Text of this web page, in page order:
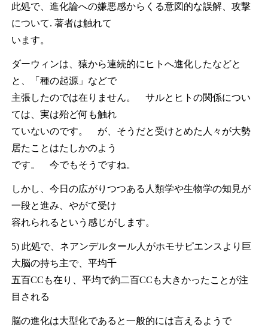
此処で、進化論への嫌悪感からくる意図的な誤解、攻撃
について. 著者は触れて
います。
ダーウィンは、猿から連続的にヒトへ進化したなどと
と、「種の起源」などで
主張したのでは在りません。 サルとヒトの関係につい
ては、実は殆ど何も触れ
ていないのです。 が、そうだと受けとめた人々が大勢
居たことはたしかのよう
です。 今でもそうですね。
しかし、今日の広がりつつある人類学や生物学の知見が
一段と進み、やがて受け
容れられるという感じがします。
5) 此処で、ネアンデルタール人がホモサピエンスより巨
大脳の持ち主で、平均千
五百CCも在り、平均で約二百CCも大きかったことが注
目される
脳の進化は大型化であると一般的には言えるようで